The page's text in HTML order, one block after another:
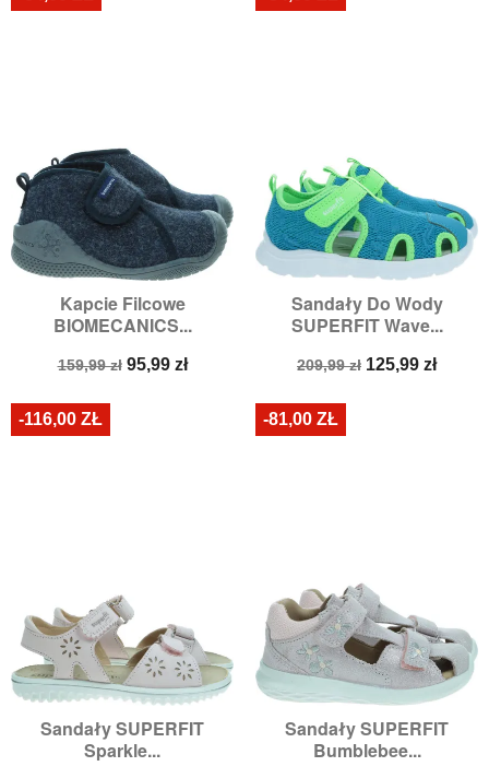
Kapcie Filcowe
BIOMECANICS...
Cena
159,99 zł Cena
95,99 zł
Sandały Do Wody
SUPERFIT Wave...
Cena
209,99 zł Cena
125,99 zł
Sandały SUPERFIT
Sparkle...
-116,00 ZŁ
Sandały SUPERFIT
Bumblebee...
-81,00 ZŁ